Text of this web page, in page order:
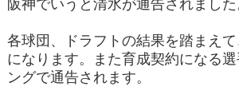
阪神でいうと清水が通告されました
各球団、ドラフトの結果を踏まえ
になります。また育成契約になる選
ングで通告されます。